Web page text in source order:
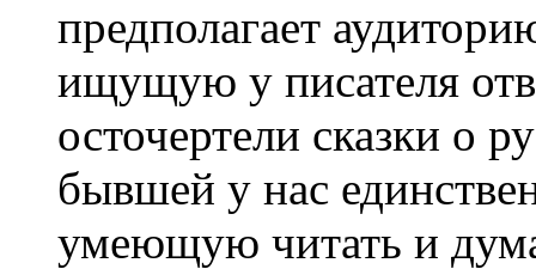
предполагает
ищущую у писателя
осточертели сказки о
бывшей у нас
умеющую читать и